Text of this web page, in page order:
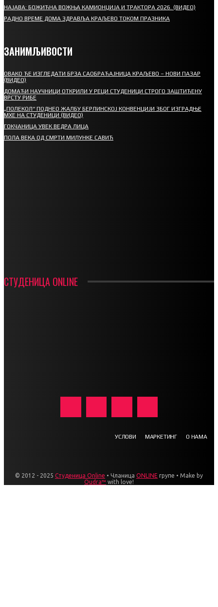
НАЈАВА: БОЖИЋНА ВОЖЊА КАМИОНЏИЈА И ТРАКТОРА 2026. (ВИДЕО)
РАДНО ВРЕМЕ ДОМА ЗДРАВЉА КРАЉЕВО ТОКОМ ПРАЗНИКА
ЗАНИМЉИВОСТИ
ОВАКО ЋЕ ИЗГЛЕДАТИ БРЗА САОБРАЋАЈНИЦА КРАЉЕВО – НОВИ ПАЗАР
(ВИДЕО)
ДОМАЋИ НАУЧНИЦИ ОТКРИЛИ У РЕЦИ СТУДЕНИЦИ СТРОГО ЗАШТИЋЕНУ
ВРСТУ РИБЕ
„ПОЛЕКОЛ“ ПОДНЕО ЖАЛБУ БЕРЛИНСКОЈ КОНВЕНЦИЈИ ЗБОГ ИЗГРАДЊЕ
МХЕ НА СТУДЕНИЦИ (ВИДЕО)
ГОКЧАНИЦА УВЕК ВЕДРА ЛИЦА
ПОЛА ВЕКА ОД СМРТИ МИЛУНКЕ САВИЋ
СТУДЕНИЦА ONLINE
УСЛОВИ МАРКЕТИНГ О НАМА
© 2012 - 2025 Студеница Online • Чланица ONLINE групе • Make by
Qudra™ with love!